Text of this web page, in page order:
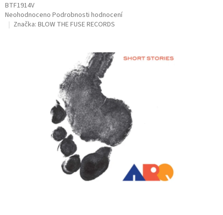
BTF1914V
Průměrné
hodnocení
Neohodnoceno Podrobnosti hodnocení
Značka: BLOW THE FUSE RECORDS